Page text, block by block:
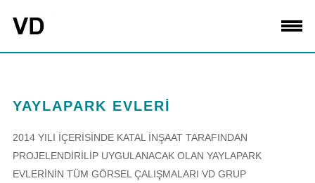
YAYLAPARK EVLERİ
2014 YILI İÇERİSİNDE KATAL İNŞAAT TARAFINDAN
PROJELENDİRİLİP UYGULANACAK OLAN YAYLAPARK
EVLERİNİN TÜM GÖRSEL ÇALIŞMALARI VD GRUP